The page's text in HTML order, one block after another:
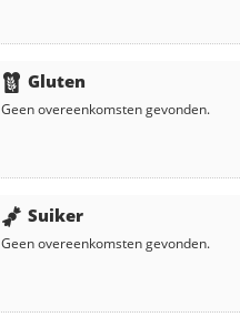
Gluten
Geen overeenkomsten gevonden.
Suiker
Geen overeenkomsten gevonden.